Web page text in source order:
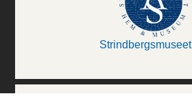
Strindbergsmuseet